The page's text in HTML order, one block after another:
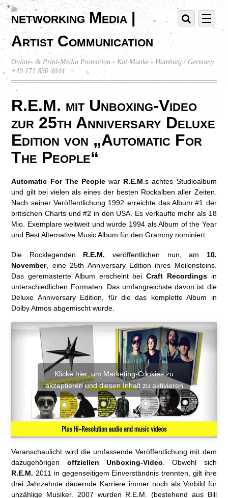
networking Media |
Artist Communication
Online- & Print-Media Promotion - Kai Manke - Hamburg / Germany
+49 171 830 4044
R.E.M. mit Unboxing-Video
zur 25th Anniversary Deluxe
Edition von „Automatic For
The People“
Automatic For The Peoplewar R.E.M.s achtes Studioalbum
und gilt bei vielen als eines der besten Rockalben aller Zeiten.
Nach seiner Veröffentlichung 1992 erreichte das Album #1 der
britischen Charts und #2 in den USA. Es verkaufte mehr als 18
Mio. Exemplare weltweit und wurde 1994 als Album of the Year
und Best Alternative Music Album für den Grammy nominiert.
Die Rocklegenden R.E.M. veröffentlichen nun, am 10.
November, eine 25th Anniversary Edition ihres Meilensteins.
Das geremasterte Album erscheint beiCraft Recordingsin
unterschiedlichen Formaten. Das umfangreichste davon ist die
Deluxe Anniversary Edition, für die das komplette Album in
Dolby Atmos abgemischt wurde.
Klicke hier, um Marketing-Cookies zu
akzeptieren und diesen Inhalt zu aktivieren
Veranschaulicht wird die umfassende Veröffentlichung mit dem
dazugehörigen offziellen Unboxing-Video . Obwohl sich
R.E.M. 2011 in gegenseitigem Einverständnis trennten, gilt ihre
drei Jahrzehnte dauernde Karriere immer noch als Vorbild für
unzählige Musiker. 2007 wurden R.E.M. (bestehend aus Bill